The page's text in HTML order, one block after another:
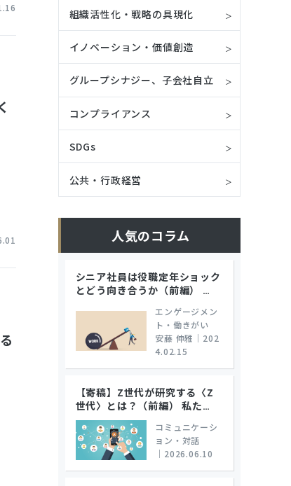
組織活性化・戦略の具現化
イノベーション・価値創造
グループシナジー、子会社自立
コンプライアンス
SDGs
公共・行政経営
人気のコラム
シニア社員は役職定年ショック
とどう向き合うか（前編）
…
エンゲージメン
ト・働きがい
安藤 伸雅 ｜ 202
4.02.15
【寄稿】Z世代が研究する〈Z
世代〉とは？（前編） 私た…
コミュニケーシ
ョン・対話
｜ 2026.06.10